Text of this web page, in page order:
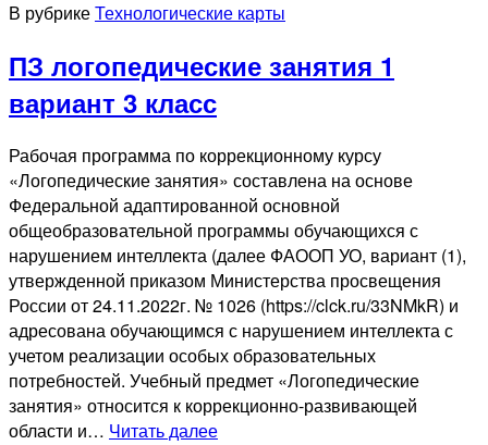
2
В рубрикеТехнологические карты
ПЗ логопедические занятия 1
вариант 3 класс
Рабочая программа по коррекционному курсу
«Логопедические занятия» составлена на основе
Федеральной адаптированной основной
общеобразовательной программы обучающихся с
нарушением интеллекта (далее ФАООП УО, вариант (1),
утвержденной приказом Министерства просвещения
России от 24.11.2022г. № 1026 (https://clck.ru/33NMkR) и
адресована обучающимся с нарушением интеллекта с
учетом реализации особых образовательных
потребностей. Учебный предмет «Логопедические
занятия» относится к коррекционно-развивающей
области и… Читать далееПЗ